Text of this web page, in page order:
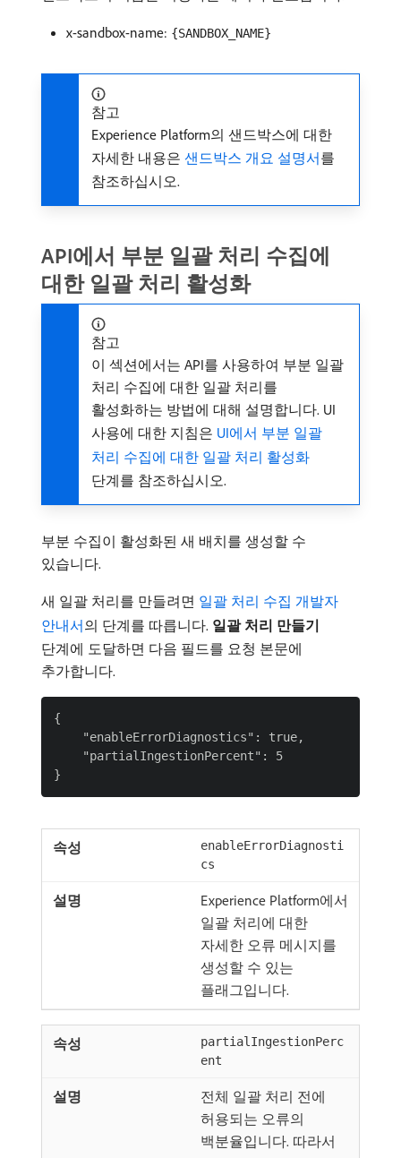
x-sandbox-name: {SANDBOX_NAME}
참고
Experience Platform의 샌드박스에 대한
자세한 내용은 샌드박스 개요 설명서를
참조하십시오.
API에서 부분 일괄 처리 수집에
대한 일괄 처리 활성화
참고
이 섹션에서는 API를 사용하여 부분 일괄
처리 수집에 대한 일괄 처리를
활성화하는 방법에 대해 설명합니다. UI
사용에 대한 지침은 UI에서 부분 일괄
처리 수집에 대한 일괄 처리 활성화
단계를 참조하십시오.
부분 수집이 활성화된 새 배치를 생성할 수
있습니다.
새 일괄 처리를 만들려면 일괄 처리 수집 개발자
안내서의 단계를 따릅니다. 일괄 처리 만들기
단계에 도달하면 다음 필드를 요청 본문에
추가합니다.
{
    "enableErrorDiagnostics": true,
    "partialIngestionPercent": 5
enableErrorDiagnosti
cs
Experience Platform에서
일괄 처리에 대한
자세한 오류 메시지를
생성할 수 있는
플래그입니다.
partialIngestionPerc
ent
전체 일괄 처리 전에
허용되는 오류의
백분율입니다. 따라서